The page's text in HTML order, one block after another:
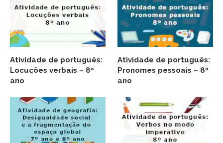
Atividade de português:
Locuções verbais – 8º
ano
Atividade de português:
Pronomes pessoais – 8º
ano